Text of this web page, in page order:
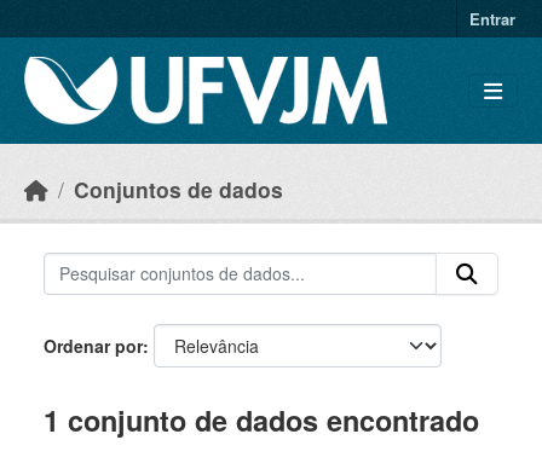
Entrar
Conjuntos de dados
Ordenar por
1 conjunto de dados encontrado